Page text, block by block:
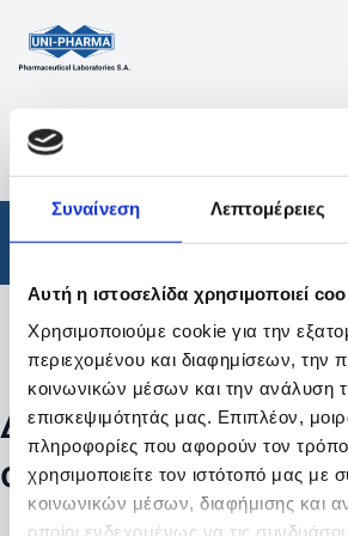
Συναίνεση Λεπτομέρειες
Αυτή η ιστοσελίδα χρησιμοποιεί
Χρησιμοποιούμε cookie για την
περιεχομένου και διαφημίσεων, την
κοινωνικών μέσων και την ανάλυση
επισκεψιμότητάς μας. Επιπλέον,
πληροφορίες που αφορούν τον
χρησιμοποιείτε τον ιστότοπό μας με
κοινωνικών μέσων, διαφήμισης και
οποίοι ενδεχομένως να τις
ΠΡΟΪΟΝΤΑ
ΑΠΟΤΕΛΕΣΜΑΤΑ ΑΝΑΖΗΤΗΣΗΣ
Φάρμακα /
Φίλτρα
Δεν βρέθηκαν
συγκεκριμένα